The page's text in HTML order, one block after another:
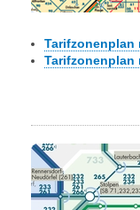
Tarifzonenplan
Tarifzonenplan